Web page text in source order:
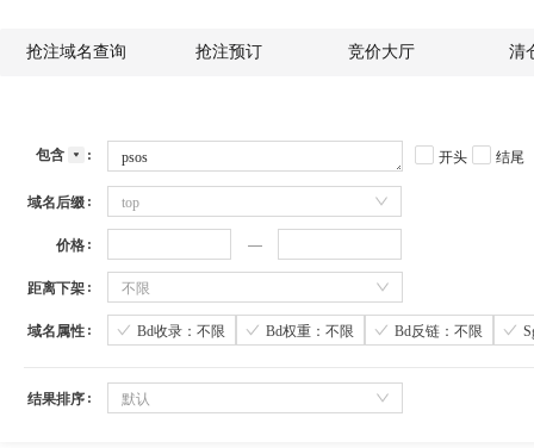
抢注域名查询 抢注预订 竞价大厅 清
包含 开头 结尾
域名后缀 top
价格
距离下架 不限
域名属性 Bd收录：不限 Bd权重：不限 Bd反链：不限
结果排序 默认